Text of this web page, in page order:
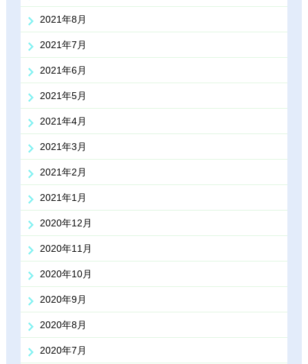
2021年8月
2021年7月
2021年6月
2021年5月
2021年4月
2021年3月
2021年2月
2021年1月
2020年12月
2020年11月
2020年10月
2020年9月
2020年8月
2020年7月